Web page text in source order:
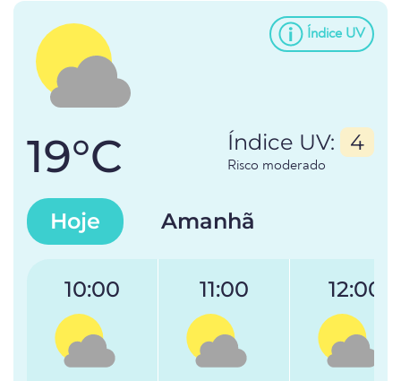
Índice UV
19°C Índice UV: 4
Risco moderado
Hoje Amanhã
10:00 11:00 12:00